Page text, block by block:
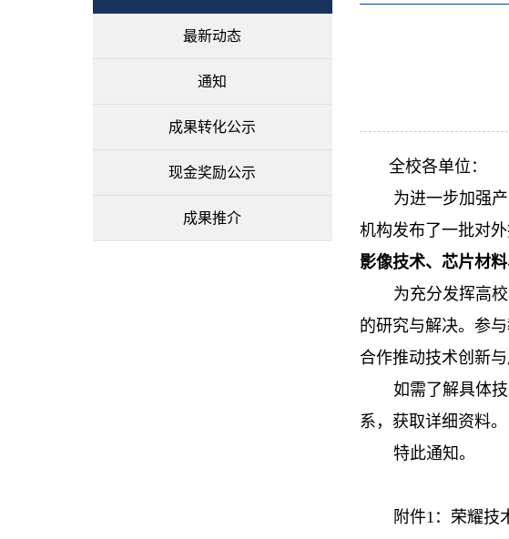
最新动态
通知
成果转化公示
现金奖励公示
成果推介
全校各单位：
为进一步加强
机构发布了一批对
影像技术、芯片材
为充分发挥高
的研究与解决。参
合作推动技术创新与
如需了解具体
系，获取详细资料。
特此通知。
附件1：荣耀技